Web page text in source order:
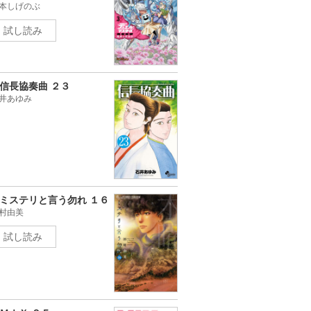
しげのぶ
試し読み
信長協奏曲 ２３
あゆみ
ミステリと言う勿れ １６
由美
試し読み